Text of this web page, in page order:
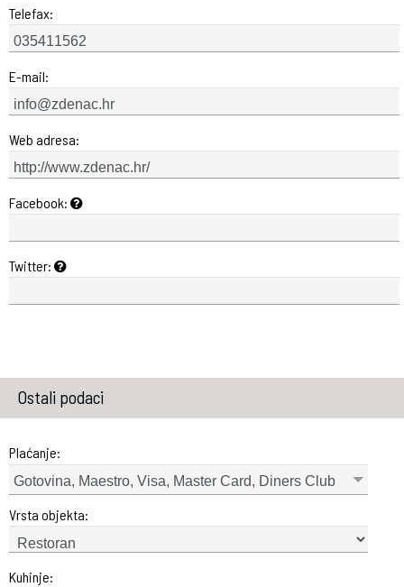
Telefax:
E-mail:
Web adresa:
Facebook:
Twitter:
Ostali podaci
Plaćanje:
Gotovina, Maestro, Visa, Master Card, Diners Club
Vrsta objekta:
Kuhinje: